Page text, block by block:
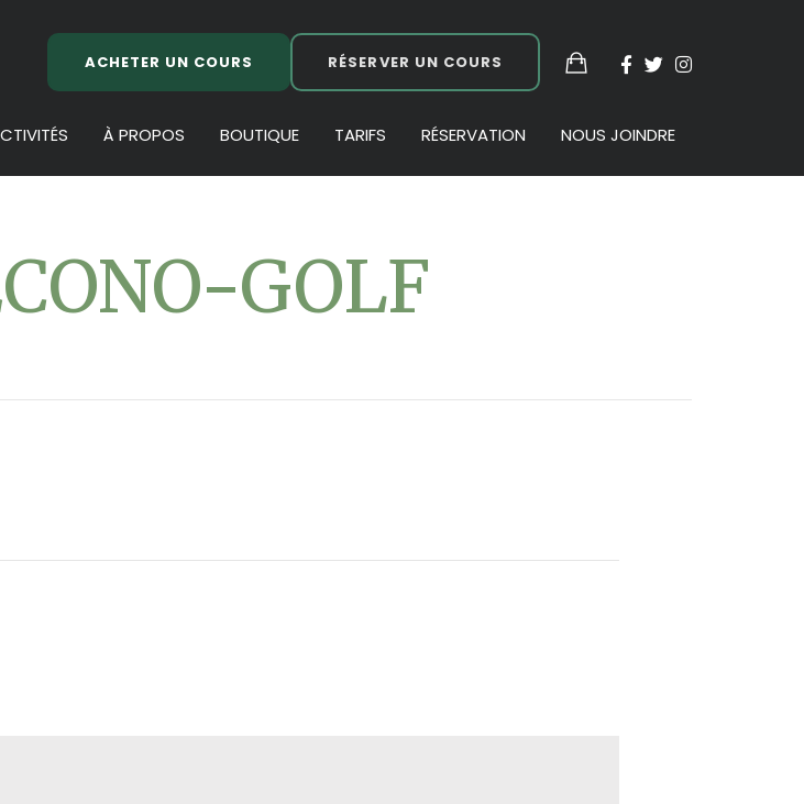
ACHETER UN COURS RÉSERVER UN COURS
À PROPOS BOUTIQUE TARIFS RÉSERVATION NOUS JOINDRE
GOLF